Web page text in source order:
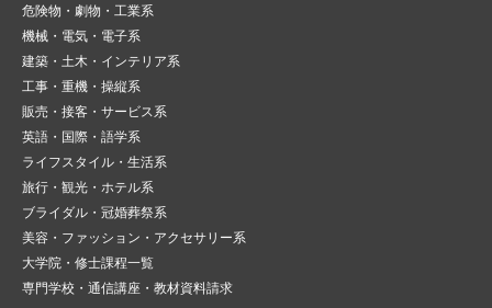
危険物・劇物・工業系
機械・電気・電子系
建築・土木・インテリア系
工事・重機・操縦系
販売・接客・サービス系
英語・国際・語学系
ライフスタイル・生活系
旅行・観光・ホテル系
ブライダル・冠婚葬祭系
美容・ファッション・アクセサリー系
大学院・修士課程一覧
専門学校・通信講座・教材資料請求